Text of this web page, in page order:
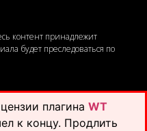
контент принадлежит
будет преследоваться по
плагина WT
к концу. Продлить